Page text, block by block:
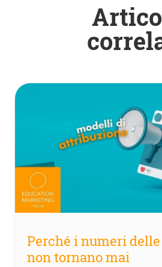
Perché i numeri
non tornano mai